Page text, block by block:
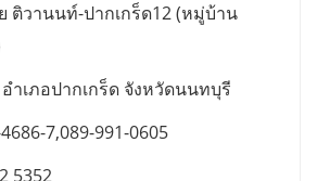
ติวานนท์-ปากเกร็ด12 (หมู่บ้าน
ำเภอปากเกร็ด จังหวัดนนทบุรี
7,089-991-0605
5352